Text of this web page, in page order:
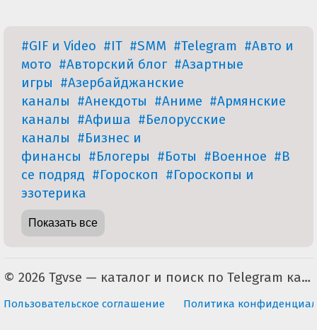
#GIF и Video #IT #SMM #Telegram #Авто и
мото #Авторский блог #Азартные
игры #Азербайджанские
каналы #Анекдоты #Аниме #Армянские
каналы #Афиша #Белорусские
каналы #Бизнес и
финансы #Блогеры #Боты #Военное #В
се подряд #Гороскоп #Гороскопы и
эзотерика
Показать все
© 2026 Tgvse — каталог и поиск по Telegram каналам (неофициальный). По всем вопросам пишите на tgvse.ru@gmail.com
Пользовательское соглашение Политика